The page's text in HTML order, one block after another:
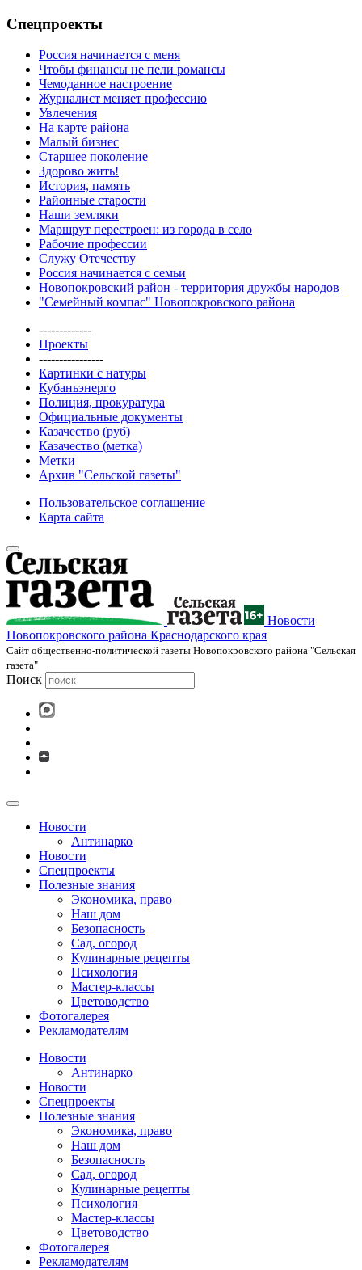
Спецпроекты
Россия начинается с меня
Чтобы финансы не пели романсы
Чемоданное настроение
Журналист меняет профессию
Увлечения
На карте района
Малый бизнес
Старшее поколение
Здорово жить!
История, память
Районные старости
Наши земляки
Маршрут перестроен: из города в село
Рабочие профессии
Служу Отечеству
Россия начинается с семьи
Новопокровский район - территория дружбы народов
"Семейный компас" Новопокровского района
-------------
Проекты
----------------
Картинки с натуры
Кубаньэнерго
Полиция, прокуратура
Официальные документы
Казачество (руб)
Казачество (метка)
Метки
Архив "Сельской газеты"
Пользовательское соглашение
Карта сайта
Новости
Новопокровского района Краснодарского края
Cайт общественно-политической газеты Новопокровского района "Сельская
газета"
Поиск
Новости
Антинарко
Новости
Спецпроекты
Полезные знания
Экономика, право
Наш дом
Безопасность
Сад, огород
Кулинарные рецепты
Психология
Мастер-классы
Цветоводство
Фотогалерея
Рекламодателям
Новости
Антинарко
Новости
Спецпроекты
Полезные знания
Экономика, право
Наш дом
Безопасность
Сад, огород
Кулинарные рецепты
Психология
Мастер-классы
Цветоводство
Фотогалерея
Рекламодателям